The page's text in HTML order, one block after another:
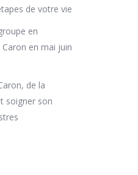
de votre vie
en
en mai juin
de la
soigner son